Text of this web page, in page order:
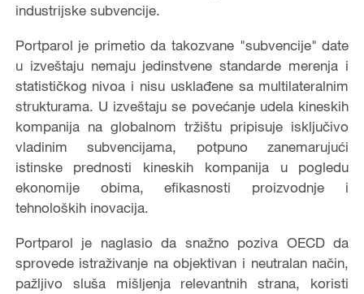
industrijske subvencije.
Portparol je primetio da takozvane "subvencije" date
u izveštaju nemaju jedinstvene standarde merenja i
statističkog nivoa i nisu usklađene sa multilateralnim
strukturama. U izveštaju se povećanje udela kineskih
kompanija na globalnom tržištu pripisuje isključivo
vladinim subvencijama, potpuno zanemarujući
istinske prednosti kineskih kompanija u pogledu
ekonomije obima, efikasnosti proizvodnje i
tehnoloških inovacija.
Portparol je naglasio da snažno poziva OECD da
sprovede istraživanje na objektivan i neutralan način,
pažljivo sluša mišljenja relevantnih strana, koristi